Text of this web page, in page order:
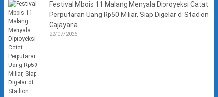
Festival Mbois 11 Malang Menyala Diproyeksi Catat
Perputaran Uang Rp50 Miliar, Siap Digelar di Stadion
Gajayana
22/07/2026